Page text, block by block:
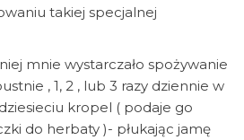
takiej specjalnej
mnie wystarczało spożywanie
, 1, 2 , lub 3 razy dziennie w
kropel ( podaje go
do herbaty )- płukając jamę